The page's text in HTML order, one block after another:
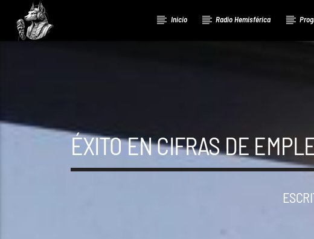
Inicio Radio Hemisférica
ÉXITO EN CIFRAS DE